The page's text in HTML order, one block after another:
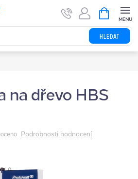
HLEDAT
NÁKUPNÍ
KOŠÍK
na dřevo HBS
Podrobnosti hodnocení